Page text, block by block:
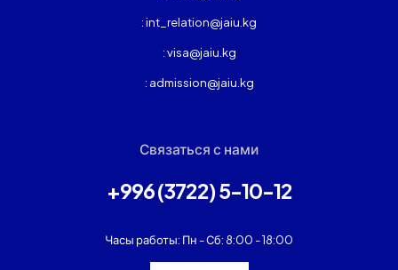
: int_relation@jaiu.kg
: visa@jaiu.kg
: admission@jaiu.kg
Связаться с нами
+996 (3722) 5-10-12
Часы работы: Пн - Сб: 8:00 - 18:00